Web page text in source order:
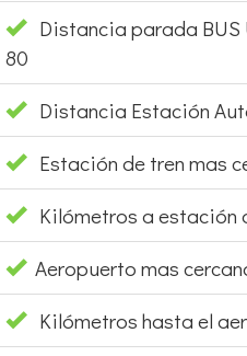
Distancia parada BUS
80
Distancia Estación
Estación de tren mas
Kilómetros a estación
Aeropuerto mas
Kilómetros hasta el